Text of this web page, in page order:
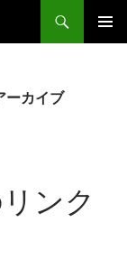
ーカイブ
ンク